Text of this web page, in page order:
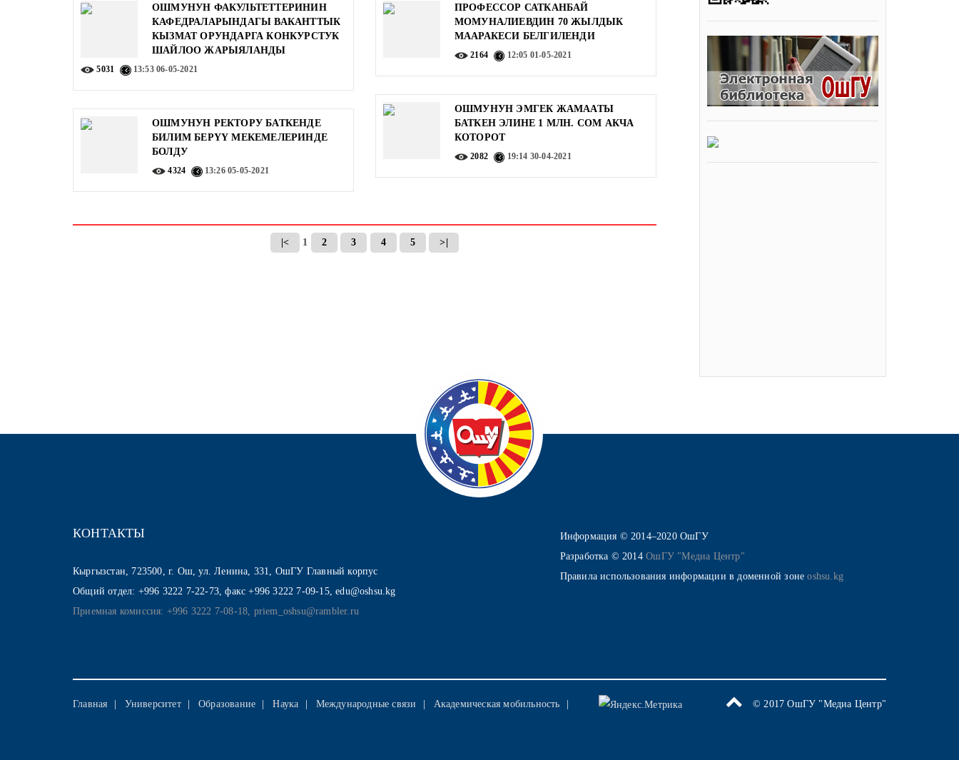
ОШМУНУН ФАКУЛЬТЕТТЕРИНИН
КАФЕДРАЛАРЫНДАГЫ ВАКАНТТЫК
КЫЗМАТ ОРУНДАРГА КОНКУРСТУК
ШАЙЛОО ЖАРЫЯЛАНДЫ
5031 13:5306-05-2021
ОШМУНУН РЕКТОРУ БАТКЕНДЕ
БИЛИМ БЕРҮҮ МЕКЕМЕЛЕРИНДЕ
БОЛДУ
4324 13:2605-05-2021
ПРОФЕССОР САТКАНБАЙ
МОМУНАЛИЕВДИН 70 ЖЫЛДЫК
МААРАКЕСИ БЕЛГИЛЕНДИ
2164 12:05 01-05-2021
ОШМУНУН ЭМГЕК ЖАМААТЫ
БАТКЕН ЭЛИНЕ 1 МЛН. СОМ АКЧА
КОТОРОТ
2082 19:14 30-04-2021
|< 1 2 3 4 5 >|
КОНТАКТЫ
Кыргызстан, 723500, г. Ош, ул. Ленина, 331, ОшГУ Главный корпус
Общий отдел: +996 3222 7-22-73, факс +996 3222 7-09-15, edu@oshsu.kg
Приемная комиссия: +996 3222 7-08-18, priem_oshsu@rambler.ru
Информация © 2014–2020 ОшГУ
Разработка © 2014ОшГУ "Медиа Центр"
Правила использования информации в доменной зонеoshsu.kg
Главная Университет Образование Наука Международные связи Академическая мобильность © 2017 ОшГУ "Медиа Центр"